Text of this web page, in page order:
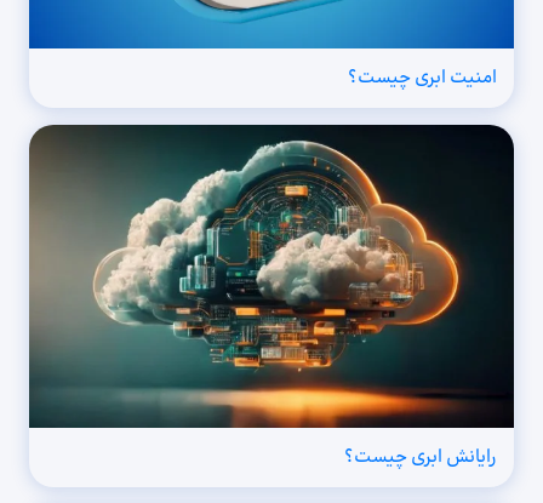
امنیت ابری چیست؟
رایانش ابری چیست؟